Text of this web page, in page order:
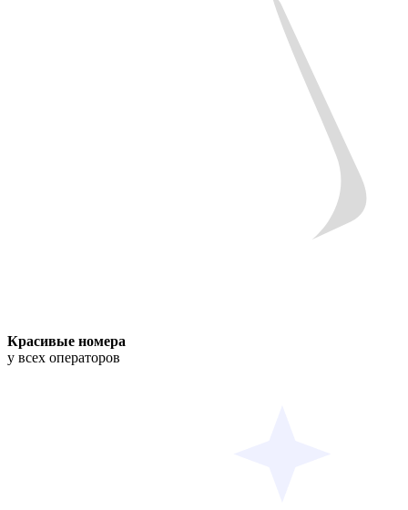
Красивые номера
у всех операторов